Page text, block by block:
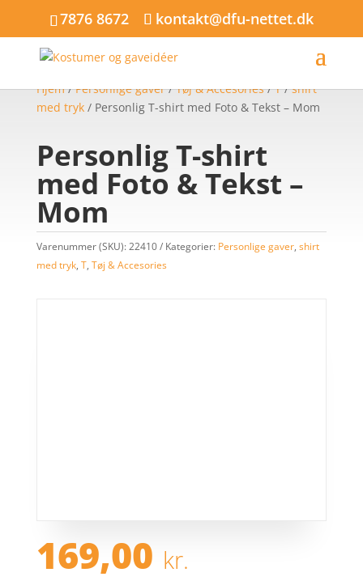
7876 8672 kontakt@dfu-nettet.dk
Hjem/Personlige gaver/Tøj & Accesories/T/shirt
med tryk/ Personlig T-shirt med Foto & Tekst – Mom
Personlig T-shirt
med Foto & Tekst –
Mom
Varenummer (SKU):22410 Kategorier: Personlige gaver, shirt
med tryk, T, Tøj & Accesories
169,00 kr.